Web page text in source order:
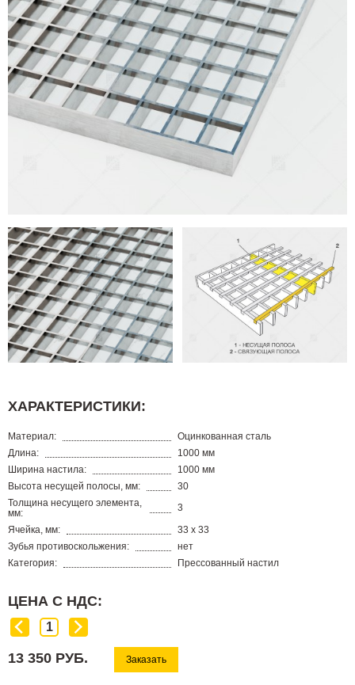
ХАРАКТЕРИСТИКИ:
Материал:
Оцинкованная сталь
Длина:
1000 мм
Ширина настила:
1000 мм
Высота несущей полосы, мм:
30
Толщина несущего элемента,
мм:
3
Ячейка, мм:
33 х 33
Зубья противоскольжения:
нет
Категория:
Прессованный настил
ЦЕНА С НДС:
13 350 РУБ. Заказать